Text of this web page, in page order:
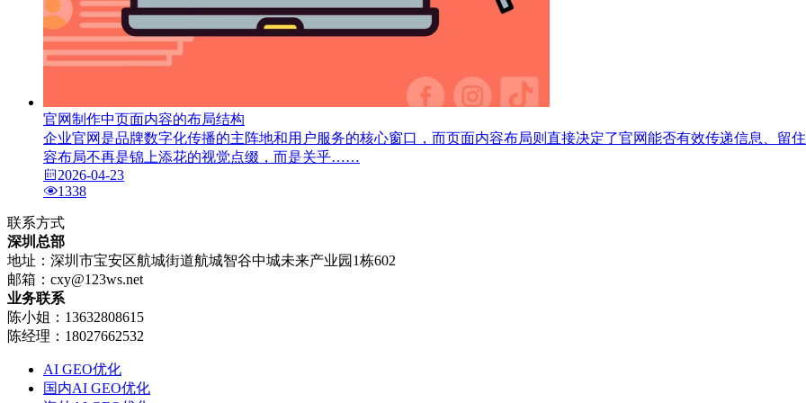
官网制作中页面内容的布局结构
企业官网是品牌数字化传播的主阵地和用户服务的核心窗口，而页面内容布局则直接决定了官网能否有效传递信息、留
容布局不再是锦上添花的视觉点缀，而是关乎……
2026-04-23
1338
联系方式
深圳总部
地址：深圳市宝安区航城街道航城智谷中城未来产业园1栋602
邮箱： cxy@123ws.net
业务联系
陈小姐：13632808615
陈经理：18027662532
AI GEO优化
国内AI GEO优化